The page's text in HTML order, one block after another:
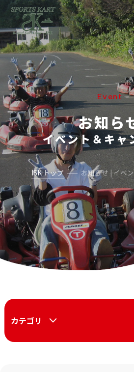
浜名湖店
HAMANAKO
Event
お知ら
イベント＆キャ
ISK トップ お知らせ | イベ
カテゴリ